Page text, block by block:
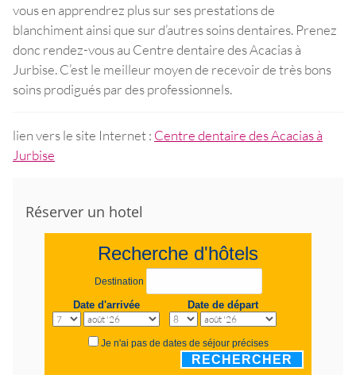
vous en apprendrez plus sur ses prestations de
blanchiment ainsi que sur d’autres soins dentaires. Prenez
donc rendez-vous au Centre dentaire des Acacias à
Jurbise. C’est le meilleur moyen de recevoir de très bons
soins prodigués par des professionnels.
lien vers le site Internet : Centre dentaire des Acacias à
Jurbise
Réserver un hotel
Recherche d'hôtels
Destination
Date d'arrivée Date de départ
Je n'ai pas de dates de séjour précises
RECHERCHER